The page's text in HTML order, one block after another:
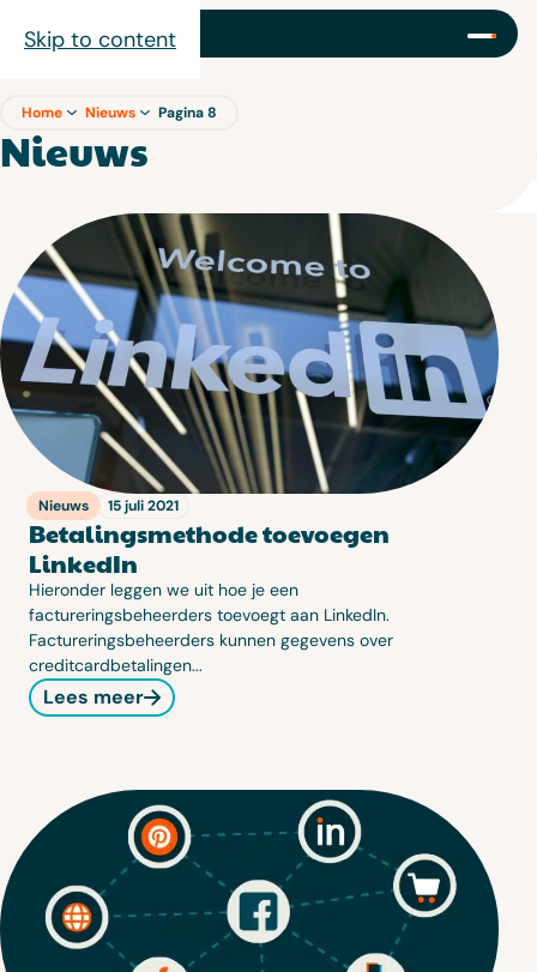
Skip to content
Home Nieuws Pagina 8
Nieuws
Nieuws 15 juli 2021
Betalingsmethode toevoegen
LinkedIn
Hieronder leggen we uit hoe je een
factureringsbeheerders toevoegt aan LinkedIn.
Factureringsbeheerders kunnen gegevens over
creditcardbetalingen...
Lees meer